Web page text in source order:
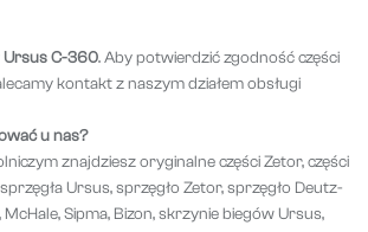
Ursus C-360. Aby potwierdzić zgodność części
kontakt z naszym działem obsługi
u nas?
znajdziesz oryginalne części Zetor, części
Ursus, sprzęgło Zetor, sprzęgło Deutz-
McHale, Sipma, Bizon, skrzynie biegów Ursus,